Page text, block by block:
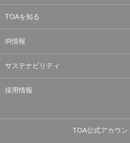
TOAを知る
IR情報
サステナビリティ
採用情報
TOA公式アカウン